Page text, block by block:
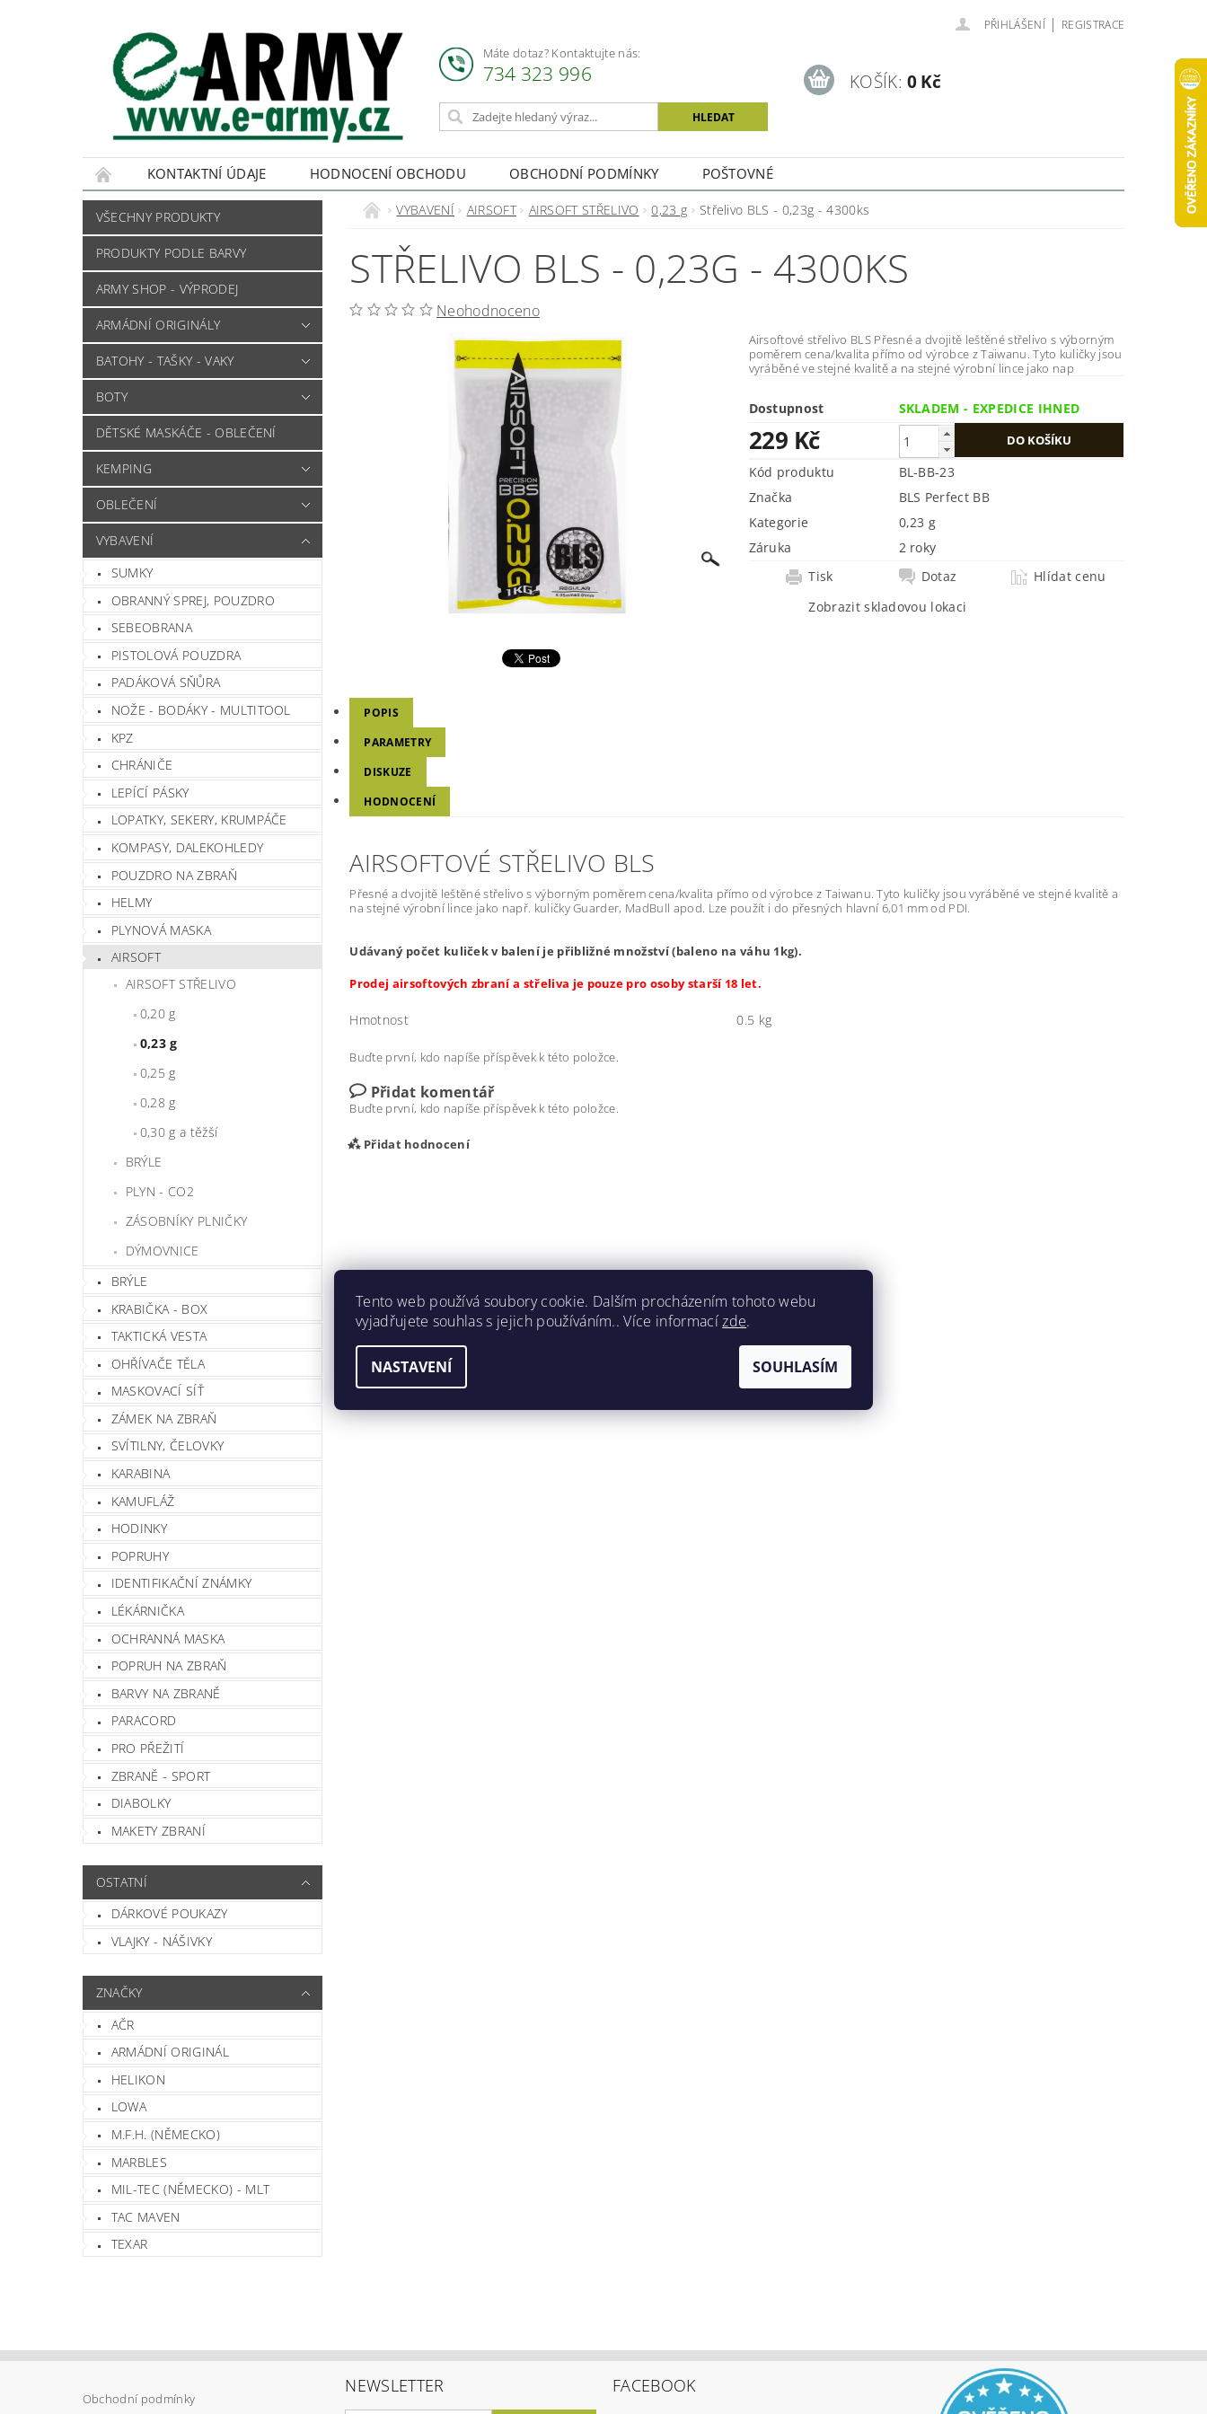
Máte dotaz? Kontaktujte nás:
734 323 996
PŘIHLÁŠENÍ | REGISTRACE
KOŠÍK: 0 Kč
KONTAKTNÍ ÚDAJE HODNOCENÍ OBCHODU OBCHODNÍ PODMÍNKY POŠTOVNÉ
VŠECHNY PRODUKTY
PRODUKTY PODLE BARVY
ARMY SHOP - VÝPRODEJ
ARMÁDNÍ ORIGINÁLY
BATOHY - TAŠKY - VAKY
BOTY
DĚTSKÉ MASKÁČE - OBLEČENÍ
KEMPING
OBLEČENÍ
VYBAVENÍ
SUMKY
OBRANNÝ SPREJ, POUZDRO
SEBEOBRANA
PISTOLOVÁ POUZDRA
PADÁKOVÁ SŇŮRA
NOŽE - BODÁKY - MULTITOOL
KPZ
CHRÁNIČE
LEPÍCÍ PÁSKY
LOPATKY, SEKERY, KRUMPÁČE
KOMPASY, DALEKOHLEDY
POUZDRO NA ZBRAŇ
HELMY
PLYNOVÁ MASKA
AIRSOFT
AIRSOFT STŘELIVO
0,20 g
0,23 g
0,25 g
0,28 g
0,30 g a těžší
BRÝLE
PLYN - CO2
ZÁSOBNÍKY PLNIČKY
DÝMOVNICE
BRÝLE
KRABIČKA - BOX
TAKTICKÁ VESTA
OHŘÍVAČE TĚLA
MASKOVACÍ SÍŤ
ZÁMEK NA ZBRAŇ
SVÍTILNY, ČELOVKY
KARABINA
KAMUFLÁŽ
HODINKY
POPRUHY
IDENTIFIKAČNÍ ZNÁMKY
LÉKÁRNIČKA
OCHRANNÁ MASKA
POPRUH NA ZBRAŇ
BARVY NA ZBRANĚ
PARACORD
PRO PŘEŽITÍ
ZBRANĚ - SPORT
DIABOLKY
MAKETY ZBRANÍ
OSTATNÍ
DÁRKOVÉ POUKAZY
VLAJKY - NÁŠIVKY
ZNAČKY
AČR
ARMÁDNÍ ORIGINÁL
HELIKON
LOWA
M.F.H. (NĚMECKO)
MARBLES
MIL-TEC (NĚMECKO) - MLT
TAC MAVEN
TEXAR
VYBAVENÍ AIRSOFT AIRSOFT STŘELIVO 0,23 g Střelivo BLS - 0,23g - 4300ks
STŘELIVO BLS - 0,23G - 4300KS
Neohodnoceno
Airsoftové střelivo BLS Přesné a dvojitě leštěné střelivo s výborným
poměrem cena/kvalita přímo od výrobce z Taiwanu. Tyto kuličky jsou
vyráběné ve stejné kvalitě a na stejné výrobní lince jako nap
Dostupnost SKLADEM - EXPEDICE IHNED
229 Kč
Kód produktu
BL-BB-23
Značka
BLS Perfect BB
Kategorie
0,23 g
Záruka
2 roky
Tisk
Dotaz
Hlídat cenu
Zobrazit skladovou lokaci
POPIS
PARAMETRY
DISKUZE
HODNOCENÍ
AIRSOFTOVÉ STŘELIVO BLS
Přesné a dvojitě leštěné střelivo s výborným poměrem cena/kvalita přímo od výrobce z Taiwanu. Tyto kuličky jsou vyráběné ve stejné kvalitě a
na stejné výrobní lince jako např. kuličky Guarder, MadBull apod. Lze použít i do přesných hlavní 6,01 mm od PDI.
Udávaný počet kuliček v balení je přibližné množství (baleno na váhu 1kg).
Prodej airsoftových zbraní a střeliva je pouze pro osoby starší 18 let.
Hmotnost 0.5 kg
Buďte první, kdo napíše příspěvek k této položce.
Přidat komentář
Buďte první, kdo napíše příspěvek k této položce.
Přidat hodnocení
Vložením hodnocení souhlasíte s podmínkami ochrany osobních údajů
Obchodní podmínky
NEWSLETTER FACEBOOK
Tento web používá soubory cookie. Dalším procházením tohoto webu
vyjadřujete souhlas s jejich používáním.. Více informacízde.
NASTAVENÍ SOUHLASÍM